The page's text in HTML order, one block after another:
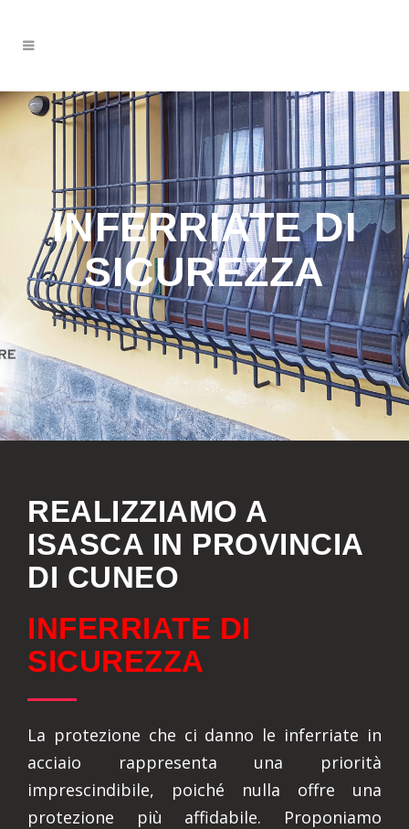
INFERRIATE DI
SICUREZZA
REALIZZIAMO A
ISASCA IN PROVINCIA
DI CUNEO
INFERRIATE DI
SICUREZZA
La protezione che ci danno le inferriate in
acciaio rappresenta una priorità
imprescindibile, poiché nulla offre una
protezione più affidabile. Proponiamo